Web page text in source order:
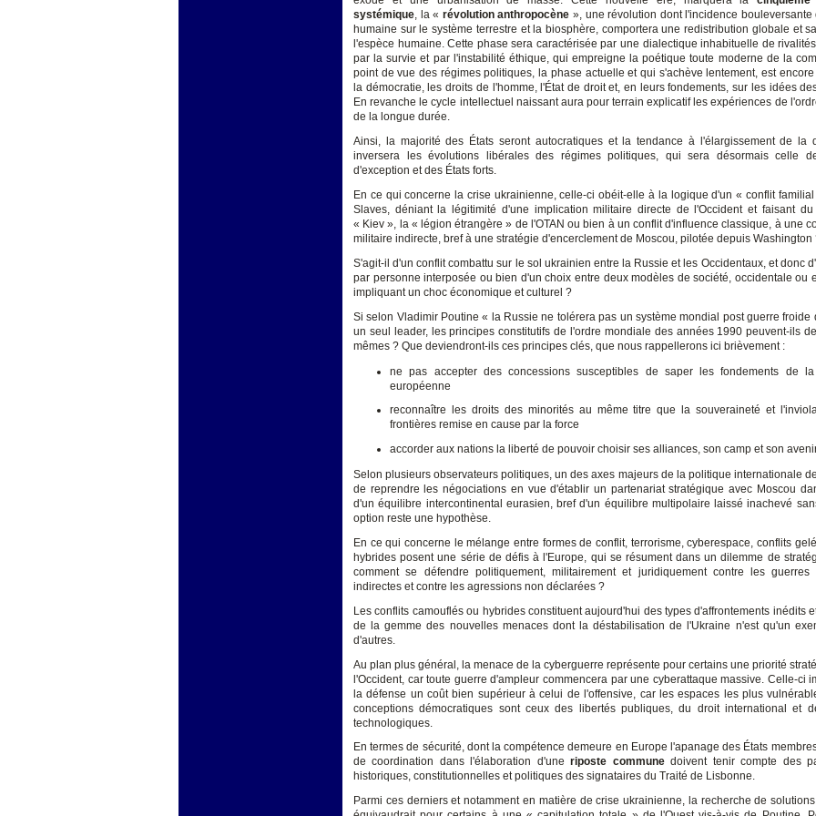
systémique, la « révolution anthropocène », une révolution dont l'incidence bouleversante
humaine sur le système terrestre et la biosphère, comportera une redistribution globale et
l'espèce humaine. Cette phase sera caractérisée par une dialectique inhabituelle de
par la survie et par l'instabilité éthique, qui empreigne la poétique toute moderne de la
point de vue des régimes politiques, la phase actuelle et qui s'achève lentement, est
la démocratie, les droits de l'homme, l'État de droit et, en leurs fondements, sur les idées
En revanche le cycle intellectuel naissant aura pour terrain explicatif les expériences de
de la longue durée.
Ainsi, la majorité des États seront autocratiques et la tendance à l'élargissement de la
inversera les évolutions libérales des régimes politiques, qui sera désormais celle
d'exception et des États forts.
En ce qui concerne la crise ukrainienne, celle-ci obéit-elle à la logique d'un « conflit
Slaves, déniant la légitimité d'une implication militaire directe de l'Occident et faisant
« Kiev », la « légion étrangère » de l'OTAN ou bien à un conflit d'influence classique, à une
militaire indirecte, bref à une stratégie d'encerclement de Moscou, pilotée depuis Washington
S'agit-il d'un conflit combattu sur le sol ukrainien entre la Russie et les Occidentaux, et donc
par personne interposée ou bien d'un choix entre deux modèles de société, occidentale ou
impliquant un choc économique et culturel ?
Si selon Vladimir Poutine « la Russie ne tolérera pas un système mondial post guerre froide
un seul leader, les principes constitutifs de l'ordre mondiale des années 1990 peuvent-ils
mêmes ? Que deviendront-ils ces principes clés, que nous rappellerons ici brièvement :
ne pas accepter des concessions susceptibles de saper les fondements de la
européenne
reconnaître les droits des minorités au même titre que la souveraineté et
frontières remise en cause par la force
accorder aux nations la liberté de pouvoir choisir ses alliances, son camp et son
Selon plusieurs observateurs politiques, un des axes majeurs de la politique internationale
de reprendre les négociations en vue d'établir un partenariat stratégique avec Moscou
d'un équilibre intercontinental eurasien, bref d'un équilibre multipolaire laissé inachevé
option reste une hypothèse.
En ce qui concerne le mélange entre formes de conflit, terrorisme, cyberespace, conflits
hybrides posent une série de défis à l'Europe, qui se résument dans un dilemme de
comment se défendre politiquement, militairement et juridiquement contre les guerres
indirectes et contre les agressions non déclarées ?
Les conflits camouflés ou hybrides constituent aujourd'hui des types d'affrontements inédits
de la gemme des nouvelles menaces dont la déstabilisation de l'Ukraine n'est qu'un
d'autres.
Au plan plus général, la menace de la cyberguerre représente pour certains une priorité
l'Occident, car toute guerre d'ampleur commencera par une cyberattaque massive. Celle-ci
la défense un coût bien supérieur à celui de l'offensive, car les espaces les plus
conceptions démocratiques sont ceux des libertés publiques, du droit international et
technologiques.
En termes de sécurité, dont la compétence demeure en Europe l'apanage des États
de coordination dans l'élaboration d'uneriposte communedoivent tenir compte des
historiques, constitutionnelles et politiques des signataires du Traité de Lisbonne.
Parmi ces derniers et notamment en matière de crise ukrainienne, la recherche de